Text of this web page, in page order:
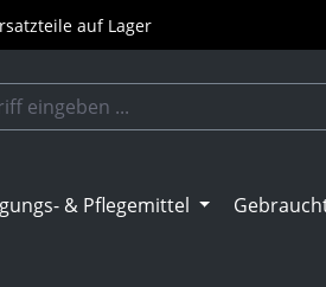
auf Lager
& Pflegemittel